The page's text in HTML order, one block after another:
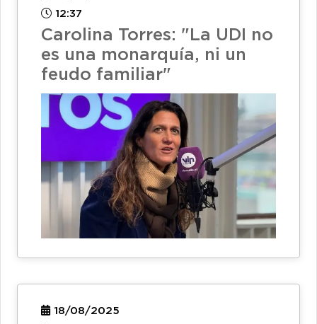
12:37
Carolina Torres: "La UDI no
es una monarquía, ni un
feudo familiar"
18/08/2025